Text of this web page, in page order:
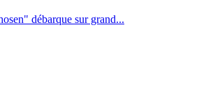
débarque sur grand...